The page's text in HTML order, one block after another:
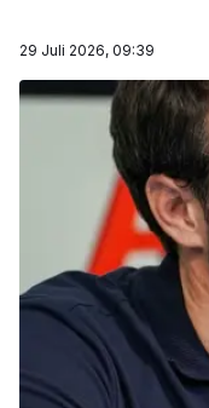
29 Juli 2026, 09:39